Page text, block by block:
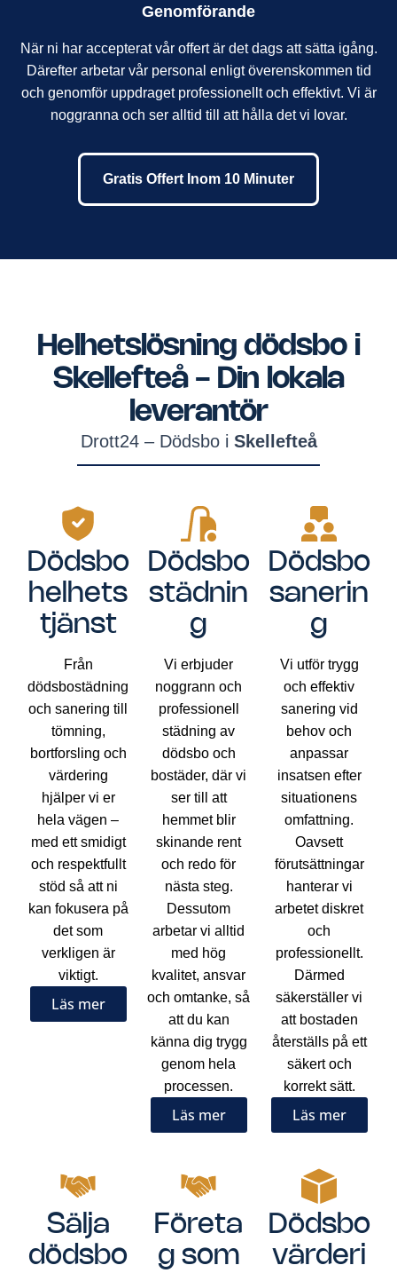
Genomförande
När ni har accepterat vår offert är det dags att sätta igång.
Därefter arbetar vår personal enligt överenskommen tid
och genomför uppdraget professionellt och effektivt. Vi är
noggranna och ser alltid till att hålla det vi lovar.
Gratis Offert Inom 10 Minuter
Helhetslösning dödsbo i
Skellefteå - Din lokala
leverantör
Drott24 – Dödsbo i Skellefteå
Dödsbo
helhets
tjänst
Från
dödsbostädning
och sanering till
tömning,
bortforsling och
värdering
hjälper vi er
hela vägen –
med ett smidigt
och respektfullt
stöd så att ni
kan fokusera på
det som
verkligen är
viktigt.
Läs mer
Dödsbo
städnin
g
Vi erbjuder
noggrann och
professionell
städning av
dödsbo och
bostäder, där vi
ser till att
hemmet blir
skinande rent
och redo för
nästa steg.
Dessutom
arbetar vi alltid
med hög
kvalitet, ansvar
och omtanke, så
att du kan
känna dig trygg
genom hela
processen.
Läs mer
Dödsbo
sanerin
g
Vi utför trygg
och effektiv
sanering vid
behov och
anpassar
insatsen efter
situationens
omfattning.
Oavsett
förutsättningar
hanterar vi
arbetet diskret
och
professionellt.
Därmed
säkerställer vi
att bostaden
återställs på ett
säkert och
korrekt sätt.
Läs mer
Sälja
dödsbo
Företa
g som
Dödsbo
värderi